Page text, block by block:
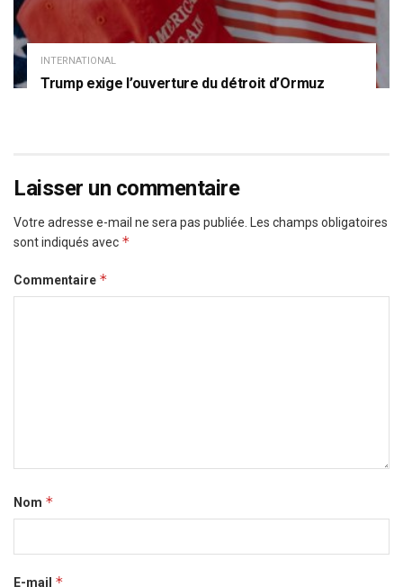
INTERNATIONAL
Trump exige l’ouverture du détroit d’Ormuz
Laisser un commentaire
Votre adresse e-mail ne sera pas publiée. Les champs obligatoires
sont indiqués avec *
Commentaire *
Nom *
E-mail *